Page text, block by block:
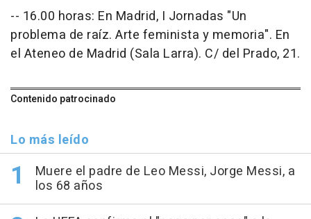
-- 16.00 horas: En Madrid, I Jornadas "Un
problema de raíz. Arte feminista y memoria". En
el Ateneo de Madrid (Sala Larra). C/ del Prado, 21.
Contenido patrocinado
Lo más leído
Muere el padre de Leo Messi, Jorge Messi, a
los 68 años